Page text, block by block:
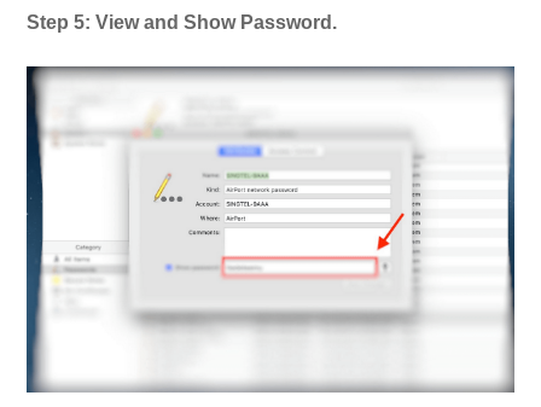
Step 5: View and Show Password.